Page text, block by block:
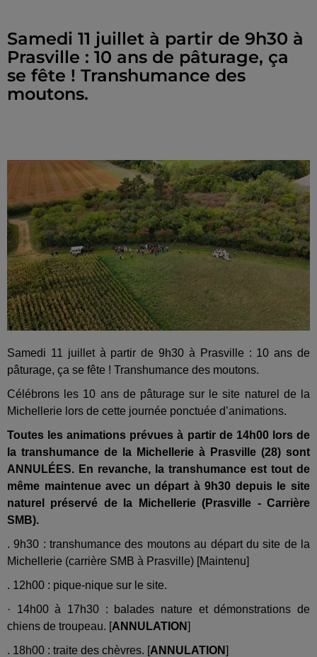
Samedi 11 juillet à partir de 9h30 à
Prasville : 10 ans de pâturage, ça
se fête ! Transhumance des
moutons.
Samedi 11 juillet à partir de 9h30 à Prasville : 10 ans de
pâturage, ça se fête ! Transhumance des moutons.
Célébrons les 10 ans de pâturage sur le site naturel de la
Michellerie lors de cette journée ponctuée d’animations.
Toutes les animations prévues à partir de 14h00 lors de
la transhumance de la Michellerie à Prasville (28) sont
ANNULÉES. En revanche, la transhumance est tout de
même maintenue avec un départ à 9h30 depuis le site
naturel préservé de la Michellerie (Prasville - Carrière
SMB).
. 9h30 : transhumance des moutons au départ du site de la
Michellerie (carrière SMB à Prasville) [Maintenu]
. 12h00 : pique-nique sur le site.
· 14h00 à 17h30 : balades nature et démonstrations de
chiens de troupeau. [ANNULATION]
. 18h00 : traite des chèvres. [ANNULATION]